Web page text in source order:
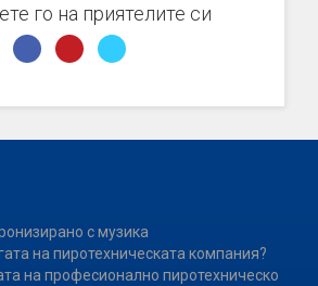
го на приятелите си
с музика
на пиротехническата компания?
на професионално пиротехническо